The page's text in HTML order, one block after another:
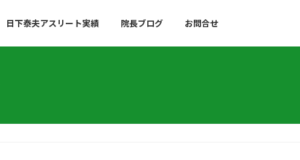
日下泰夫アスリート実績 院長ブログ お問合せ